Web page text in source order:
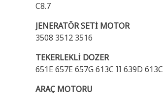
C8.7
JENERATÖR SETİ MOTOR
3508 3512 3516
TEKERLEKLİ DOZER
651E 657E 657G 613C II 639D 613C
ARAÇ MOTORU